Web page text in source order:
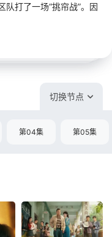
队打了一场“挑帘战”。因
切换节点
第04集 第05集